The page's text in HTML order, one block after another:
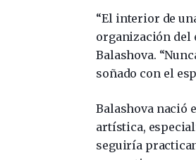
“El interior de
organización del
Balashova.
soñado con el
Balashova nació
artística,
seguiría